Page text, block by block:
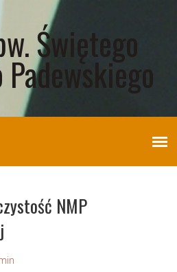
Świętego
NMP